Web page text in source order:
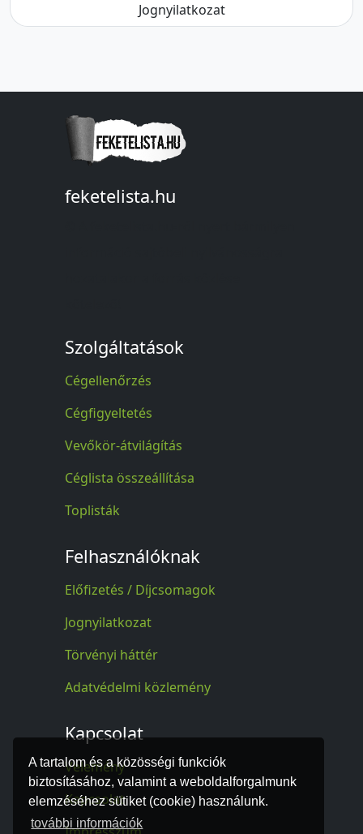
A tartalom és a közösségi funkciók
biztosításához, valamint a weboldalforgalmunk
elemzéséhez sütiket (cookie) használunk.
további információk
Jognyilatkozat
feketelista.hu
Szolgáltatások
Cégellenőrzés
Cégfigyeltetés
Vevőkör-átvilágítás
Céglista összeállítása
Toplisták
Felhasználóknak
Előfizetés / Díjcsomagok
Jognyilatkozat
Törvényi háttér
Adatvédelmi közlemény
Kapcsolat
Vélemény
Kapcsolat